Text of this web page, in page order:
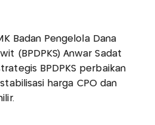
Badan Pengelola Dana
(BPDPKS) Anwar Sadat
BPDPKS perbaikan
harga CPO dan